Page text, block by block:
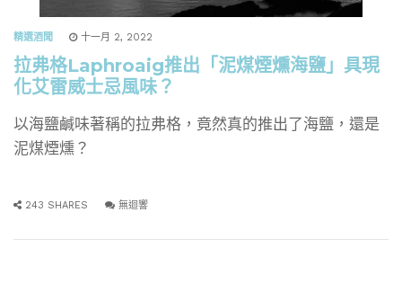
精選酒聞 十一月 2, 2022
拉弗格Laphroaig推出「泥煤煙燻海鹽」具現
化艾雷威士忌風味？
以海鹽鹹味著稱的拉弗格，竟然真的推出了海鹽，還是
泥煤煙燻？
243 SHARES 無迴響